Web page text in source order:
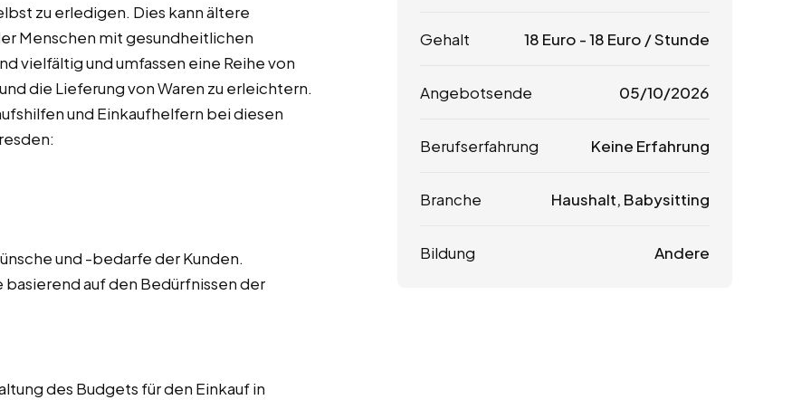
zu erledigen. Dies kann ältere
Menschen mit gesundheitlichen
vielfältig und umfassen eine Reihe von
die Lieferung von Waren zu erleichtern.
und Einkaufhelfern bei diesen
und -bedarfe der Kunden.
auf den Bedürfnissen der
des Budgets für den Einkauf in
Gehalt 18 Euro -18 Euro / Stunde
Angebotsende 05/10/2026
Berufserfahrung Keine Erfahrung
Branche Haushalt, Babysitting
Bildung Andere